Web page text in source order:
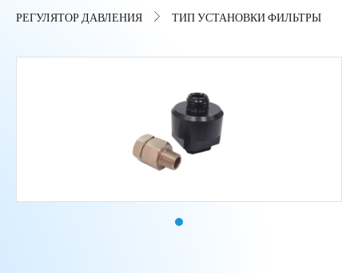
РЕГУЛЯТОР ДАВЛЕНИЯ
ТИП УСТАНОВКИ ФИЛЬТРЫ